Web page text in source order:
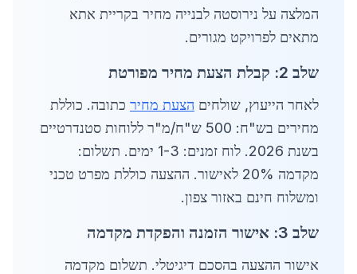
המלצה על נירוסטה לבנייה מחיר בקריית אתא
מתאים לפרויקט מגורים.
שלב 2: קבלת הצעת מחיר מפורטת
לאחר הייעוץ, שולחים הצעת מחיר כתובה. כוללת
מחירים בש"ח: 500 ש"ח/מ"ר ללוחות סטנדרטיים
בשנת 2026. לוח זמנים: 1-3 ימים. תשלום:
מקדמה 20% לאישור. ההצעה כוללת מפרט טכני
ומשלוח חינם באזור צפון.
שלב 3: אישור הזמנה והפקדת מקדמה
אישור ההצעה בהסכם דיגיטלי. תשלום מקדמה